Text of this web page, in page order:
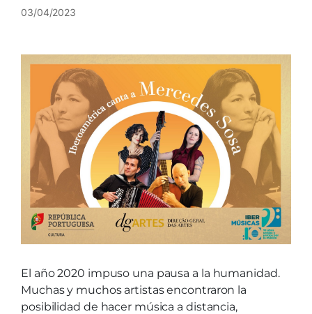
03/04/2023
El año 2020 impuso una pausa a la humanidad.
Muchas y muchos artistas encontraron la
posibilidad de hacer música a distancia,